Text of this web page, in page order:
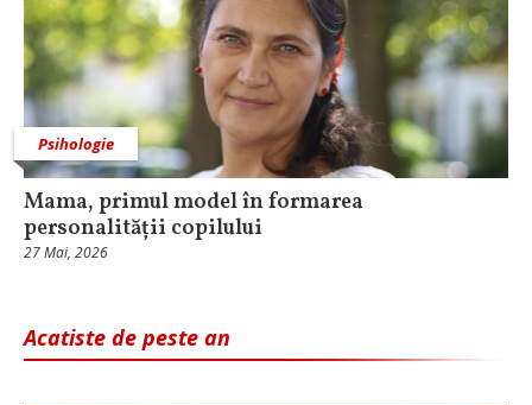
Psihologie
Mama, primul model în formarea
personalității copilului
27 Mai, 2026
Acatiste de peste an